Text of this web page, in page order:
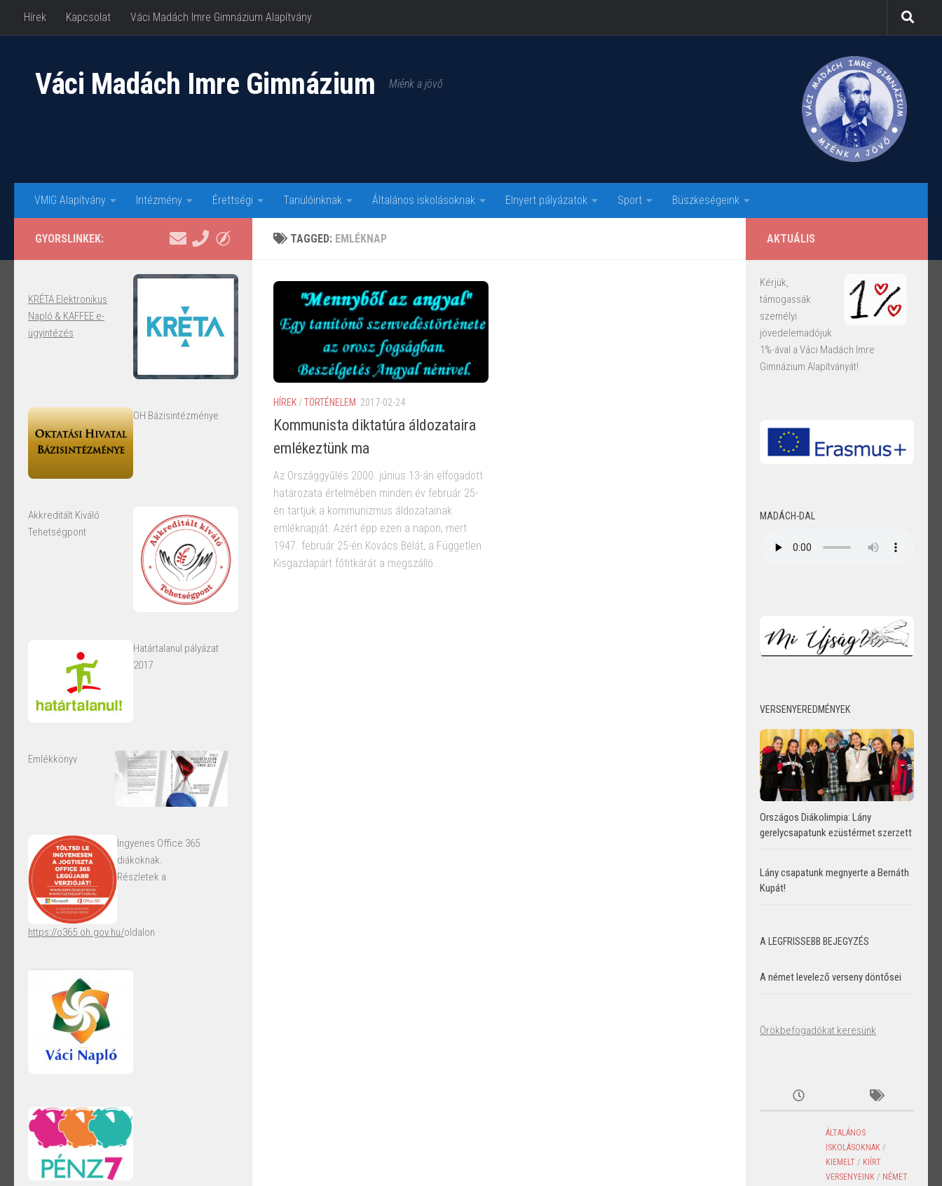
Skip to content
Hírek Kapcsolat Váci Madách Imre Gimnázium Alapítvány
Váci Madách Imre Gimnázium Miénk a jövő
VMIG Alapítvány Intézmény Érettségi Tanulóinknak Általános iskolásoknak Elnyert pályázatok Sport Büszkeségeink
TAGGED: EMLÉKNAP
HÍREK /TÖRTÉNELEM 2017-02-24
Kommunista diktatúra áldozataira
emlékeztünk ma
Az Országgyűlés 2000. június 13-án elfogadott
határozata értelmében minden év február 25-
én tartjuk a kommunizmus áldozatainak
emléknapját. Azért épp ezen a napon, mert
1947. február 25-én Kovács Bélát, a Független
Kisgazdapárt főtitkárát a megszálló...
GYORSLINKEK:
KRÉTA Elektronikus
Napló & KAFFEE e-
ügyintézés
OH Bázisintézménye
Akkreditált Kiváló
Tehetségpont
Határtalanul pályázat
2017
Emlékkönyv
Ingyenes Office 365
diákoknak.
Részletek a
https://o365.oh.gov.hu/oldalon
AKTUÁLIS
Kérjük,
támogassák
személyi
jövedelemadójuk
1%-ával a Váci Madách Imre
Gimnázium Alapítványát!
MADÁCH-DAL
VERSENYEREDMÉNYEK
Országos Diákolimpia: Lány
gerelycsapatunk ezüstérmet szerzett
Lány csapatunk megnyerte a Bernáth
Kupát!
A LEGFRISSEBB BEJEGYZÉS
A német levelező verseny döntősei
Örökbefogadókat keresünk
ÁLTALÁNOS
ISKOLÁSOKNAK /
KIEMELT / KIÍRT
VERSENYEINK / NÉMET